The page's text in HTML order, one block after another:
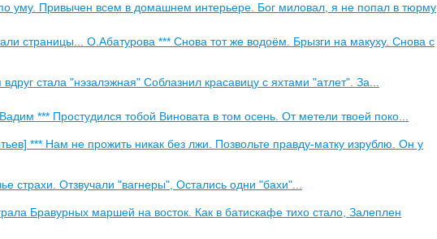
уму. Привычен всем в домашнем интерьере. Бог миловал, я не попал в тюрму
страницы... О.Абатурова *** Снова тот же водоём. Брызги на макуху. Снова с
стала "нэзалэжная" Соблазнил красавицу с яхтами "атлет". За...
*** Простудился тобой Виновата в том осень. От метели твоей поко...
*** Нам не прожить никак без лжи. Позвольте правду-матку изрублю. Он у
страхи. Отзвучали "вагнеры", Остались одни "бахи"...
Бравурных маршей на восток. Как в батискафе тихо стало, Залеплен